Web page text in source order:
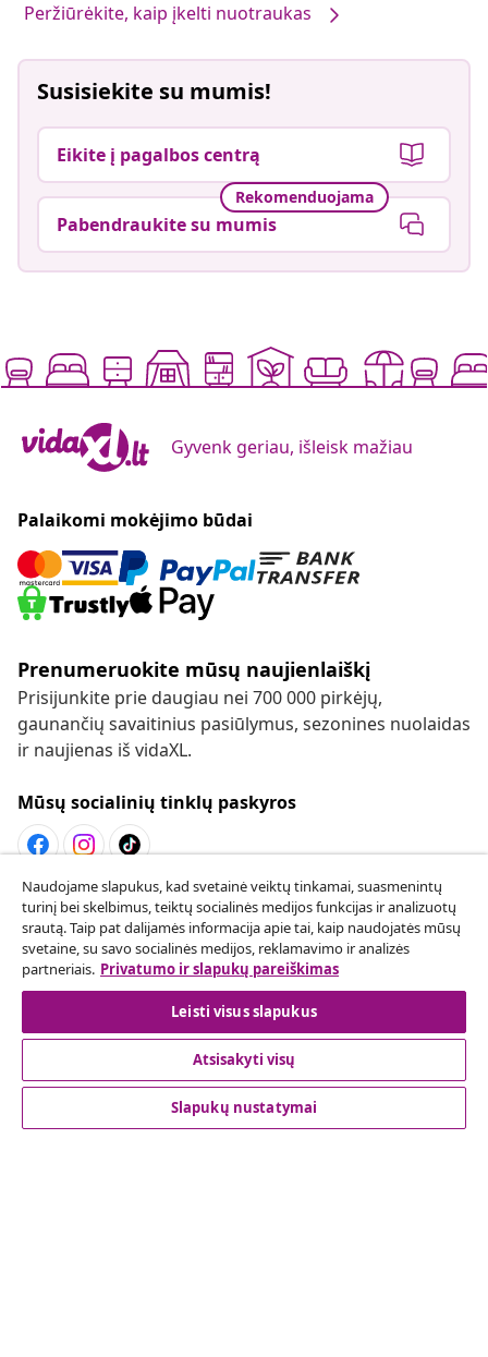
Peržiūrėkite, kaip įkelti nuotraukas
Susisiekite su mumis!
Eikite į pagalbos centrą
Rekomenduojama
Pabendraukite su mumis
Gyvenk geriau, išleisk mažiau
Palaikomi mokėjimo būdai
Prenumeruokite mūsų naujienlaiškį
Prisijunkite prie daugiau nei 700 000 pirkėjų,
gaunančių savaitinius pasiūlymus, sezonines nuolaidas
ir naujienas iš vidaXL.
Mūsų socialinių tinklų paskyros
Sutarties atsisakymas
Pateikite prašymą atsisakyti užsakymo.
Sutarties atsisakymas
Klientų aptarnavimas
Naudojame slapukus, kad svetainė veiktų tinkamai, suasmenintų
turinį bei skelbimus, teiktų socialinės medijos funkcijas ir analizuotų
srautą. Taip pat dalijamės informacija apie tai, kaip naudojatės mūsų
svetaine, su savo socialinės medijos, reklamavimo ir analizės
partneriais. Privatumo ir slapukų pareiškimas
Leisti visus slapukus
Atsisakyti visų
Slapukų nustatymai